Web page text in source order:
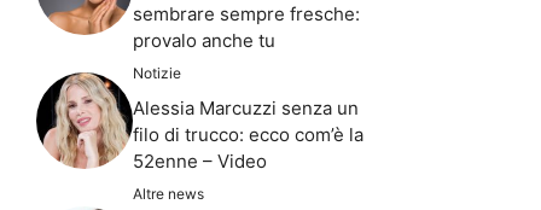
sembrare sempre fresche:
provalo anche tu
Notizie
Alessia Marcuzzi senza un
filo di trucco: ecco com’è la
52enne – Video
Altre news